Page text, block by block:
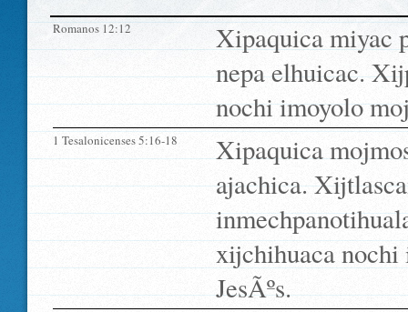
Romanos 12:12
Xipaquica miyac
nepa elhuicac.
nochi imoyolo
1 Tesalonicenses 5:16-18
Xipaquica
ajachica.
xijchihuaca
JesÃºs.